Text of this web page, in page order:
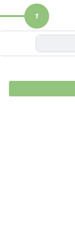
1